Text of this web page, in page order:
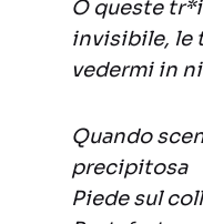
O queste
invisibile, le
vedermi in
Quando
precipitosa
Piede sul